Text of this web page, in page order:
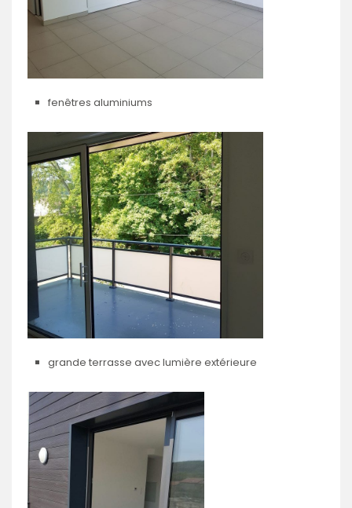
fenêtres aluminiums
grande terrasse avec lumière extérieure